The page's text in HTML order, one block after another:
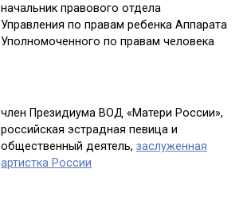
начальник правового отдела
Управления по правам ребенка Аппарата
Уполномоченного по правам человека
член Президиума ВОД «Матери России»,
российская эстрадная певица и
общественный деятель, заслуженная
артистка России